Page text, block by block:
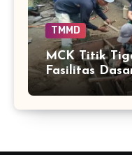
TMMD
MCK Titik
Fasilitas
Bertambah